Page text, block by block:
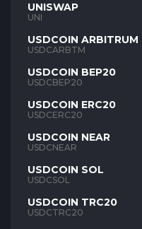
UNISWAP
UNI
USDCOIN ARBITRUM
USDCARBTM
USDCOIN BEP20
USDCBEP20
USDCOIN ERC20
USDCERC20
USDCOIN NEAR
USDCNEAR
USDCOIN SOL
USDCSOL
USDCOIN TRC20
USDCTRC20